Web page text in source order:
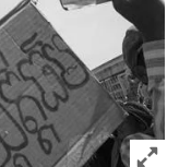
Click to